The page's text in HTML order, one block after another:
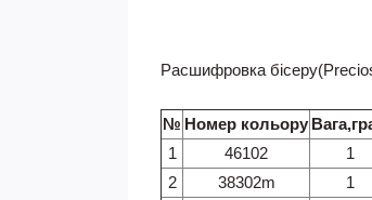
Расшифровка
№ Номер кольору
1
46102
1
2
38302m
1